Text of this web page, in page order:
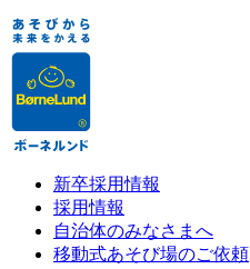
新卒採用情報
採用情報
自治体のみなさまへ
移動式あそび場のご依頼